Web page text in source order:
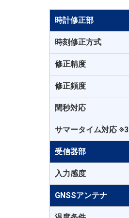
時計修正部
時刻修正方式
修正精度
修正頻度
閏秒対応
サマータイム対応 ※3
受信器部
入力感度
GNSSアンテナ